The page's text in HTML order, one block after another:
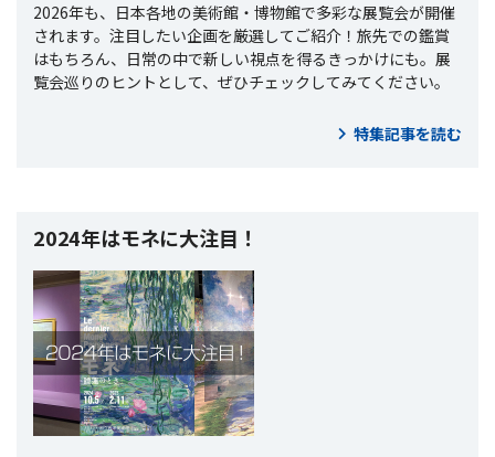
2026年も、日本各地の美術館・博物館で多彩な展覧会が開催
されます。注目したい企画を厳選してご紹介！旅先での鑑賞
はもちろん、日常の中で新しい視点を得るきっかけにも。展
覧会巡りのヒントとして、ぜひチェックしてみてください。
特集記事を読む
2024年はモネに大注目！